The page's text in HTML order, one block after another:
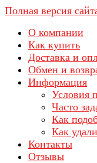
Полная версия
О компании
Как купить
Доставка и
Обмен и
Информация
Условия
Часто
Как
Как
Контакты
Отзывы